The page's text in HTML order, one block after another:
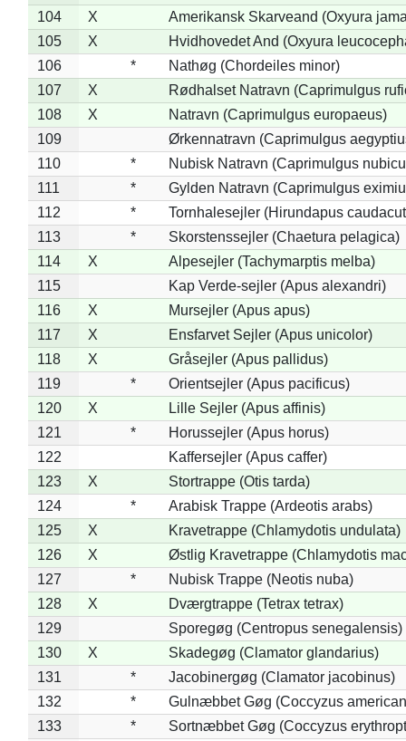
104 X
Amerikansk Skarveand (Oxyura
105
X
Hvidhovedet And (Oxyura
106
*
Nathøg (Chordeiles minor)
107
X
Rødhalset Natravn (Caprimulgus
108
X
Natravn (Caprimulgus europaeus)
109
Ørkennatravn (Caprimulgus
110
*
Nubisk Natravn (Caprimulgus
111
*
Gylden Natravn (Caprimulgus
112
*
Tornhalesejler (Hirundapus
113
*
Skorstenssejler (Chaetura pelagica)
114
X
Alpesejler (Tachymarptis melba)
115
Kap Verde-sejler (Apus alexandri)
116
X
Mursejler (Apus apus)
117
X
Ensfarvet Sejler (Apus unicolor)
118
X
Gråsejler (Apus pallidus)
119
*
Orientsejler (Apus pacificus)
120
X
Lille Sejler (Apus affinis)
121
*
Horussejler (Apus horus)
122
Kaffersejler (Apus caffer)
123
X
Stortrappe (Otis tarda)
124
*
Arabisk Trappe (Ardeotis arabs)
125
X
Kravetrappe (Chlamydotis undulata)
126
X
Østlig Kravetrappe (Chlamydotis
127
*
Nubisk Trappe (Neotis nuba)
128
X
Dværgtrappe (Tetrax tetrax)
129
Sporegøg (Centropus senegalensis)
130
X
Skadegøg (Clamator glandarius)
131
*
Jacobinergøg (Clamator jacobinus)
132
*
Gulnæbbet Gøg (Coccyzus
133
*
Sortnæbbet Gøg (Coccyzus